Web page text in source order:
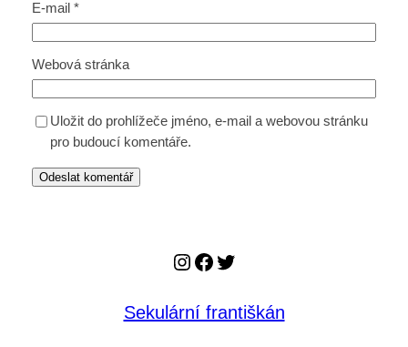
E-mail *
Webová stránka
Uložit do prohlížeče jméno, e-mail a webovou stránku
pro budoucí komentáře.
Instagram
Facebook
Twitter
Sekulární františkán